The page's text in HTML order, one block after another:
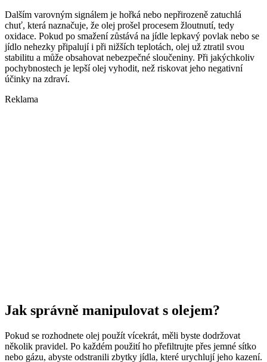
Dalším varovným signálem je hořká nebo nepřirozeně zatuchlá
chuť, která naznačuje, že olej prošel procesem žloutnutí, tedy
oxidace. Pokud po smažení zůstává na jídle lepkavý povlak nebo se
jídlo nehezky připalují i při nižších teplotách, olej už ztratil svou
stabilitu a může obsahovat nebezpečné sloučeniny. Při jakýchkoliv
pochybnostech je lepší olej vyhodit, než riskovat jeho negativní
účinky na zdraví.
Reklama
Jak správně manipulovat s olejem?
Pokud se rozhodnete olej použít vícekrát, měli byste dodržovat
několik pravidel. Po každém použití ho přefiltrujte přes jemné sítko
nebo gázu, abyste odstranili zbytky jídla, které urychlují jeho kazení.